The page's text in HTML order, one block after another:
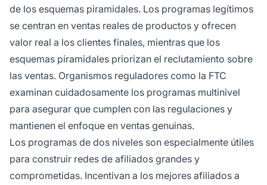
de los esquemas piramidales. Los programas legítimos
se centran en ventas reales de productos y ofrecen
valor real a los clientes finales, mientras que los
esquemas piramidales priorizan el reclutamiento sobre
las ventas. Organismos reguladores como la FTC
examinan cuidadosamente los programas multinivel
para asegurar que cumplen con las regulaciones y
mantienen el enfoque en ventas genuinas.
Los programas de dos niveles son especialmente útiles
para construir redes de afiliados grandes y
comprometidas. Incentivan a los mejores afiliados a